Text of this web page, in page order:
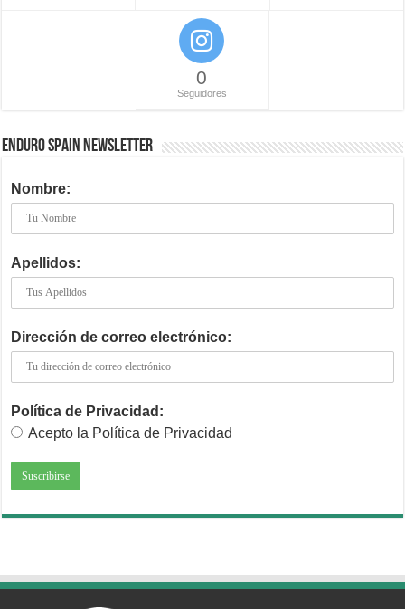
0
Seguidores
ENDURO SPAIN NEWSLETTER
Nombre:
Apellidos:
Dirección de correo electrónico:
Política de Privacidad:
Acepto la Política de Privacidad